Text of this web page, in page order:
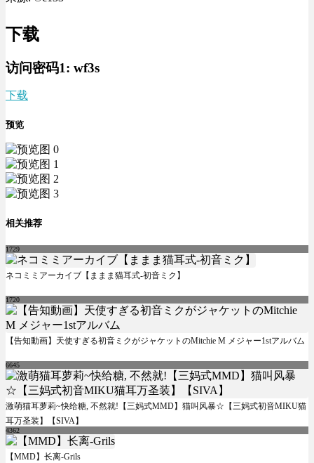
下载
访问密码1: wf3s
下载
预览
相关推荐
1729
ネコミミアーカイブ【ままま猫耳式-初音ミク】
1720
【告知動画】天使すぎる初音ミクがジャケットのMitchie M メジャー1stアルバム
6645
激萌猫耳萝莉~快给糖, 不然就!【三妈式MMD】猫叫风暴☆【三妈式初音MIKU猫
耳万圣装】【SIVA】
4362
【MMD】长离-Grils